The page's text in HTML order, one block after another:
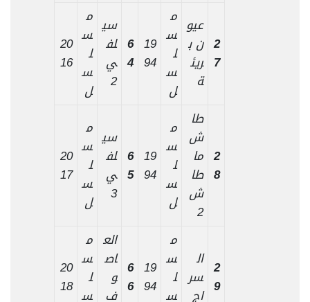
2
7
عيو
ن ب
ريئ
ة
م
س
ل
س
ل
19
94
6
4
سي
لف
ي
2
م
س
ل
س
ل
20
16
2
8
طا
ش
ما
طا
ش
2
م
س
ل
س
ل
19
94
6
5
سي
لف
ي
3
م
س
ل
س
ل
20
17
2
9
ال
سر
اج
م
س
ل
س
19
94
6
6
الع
اص
و
ف
م
س
ل
س
20
18